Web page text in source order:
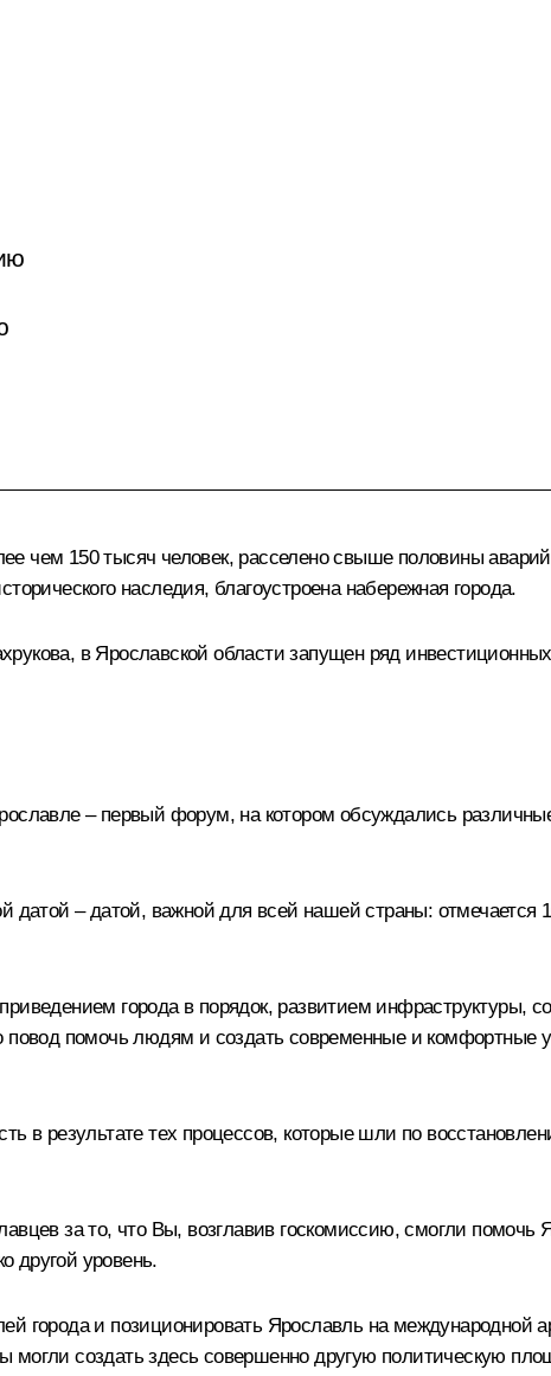
чем 150 тысяч человек, расселено свыше половины
наследия, благоустроена набережная города.
, в Ярославской области запущен ряд
– первый форум, на котором обсуждались
– датой, важной для всей нашей страны: отмечается
города в порядок, развитием инфраструктуры,
повод помочь людям и создать современные и комфортные
в результате тех процессов, которые шли по
за то, что Вы, возглавив госкомиссию, смогли
другой уровень.
города и позиционировать Ярославль на международной
создать здесь совершенно другую политическую